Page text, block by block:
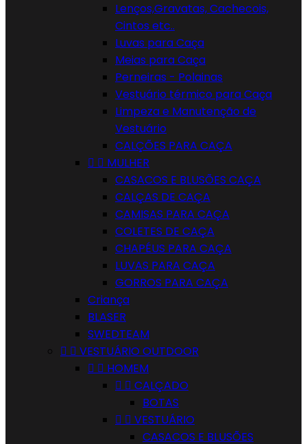
Lenços,Gravatas, Cachecois,
Cintos etc..
Luvas para Caça
Meias para Caça
Perneiras - Polainas
Vestuário térmico para Caça
Limpeza e Manutenção de
Vestuário
CALÇÕES PARA CAÇA
  MULHER
CASACOS E BLUSÕES CAÇA
CALÇAS DE CAÇA
CAMISAS PARA CAÇA
COLETES DE CAÇA
CHAPÉUS PARA CAÇA
LUVAS PARA CAÇA
GORROS PARA CAÇA
Criança
BLASER
SWEDTEAM
  VESTUÁRIO OUTDOOR
  HOMEM
  CALÇADO
BOTAS
  VESTUÁRIO
CASACOS E BLUSÕES